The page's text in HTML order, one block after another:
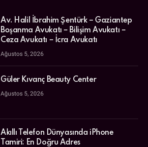
Av. Halil İbrahim Şentürk – Gaziantep
Boşanma Avukatı – Bilişim Avukatı –
Ceza Avukatı – İcra Avukatı
Ağustos 5, 2026
Güler Kıvanç Beauty Center
Ağustos 5, 2026
Akıllı Telefon Dünyasında iPhone
Tamiri: En Doğru Adres